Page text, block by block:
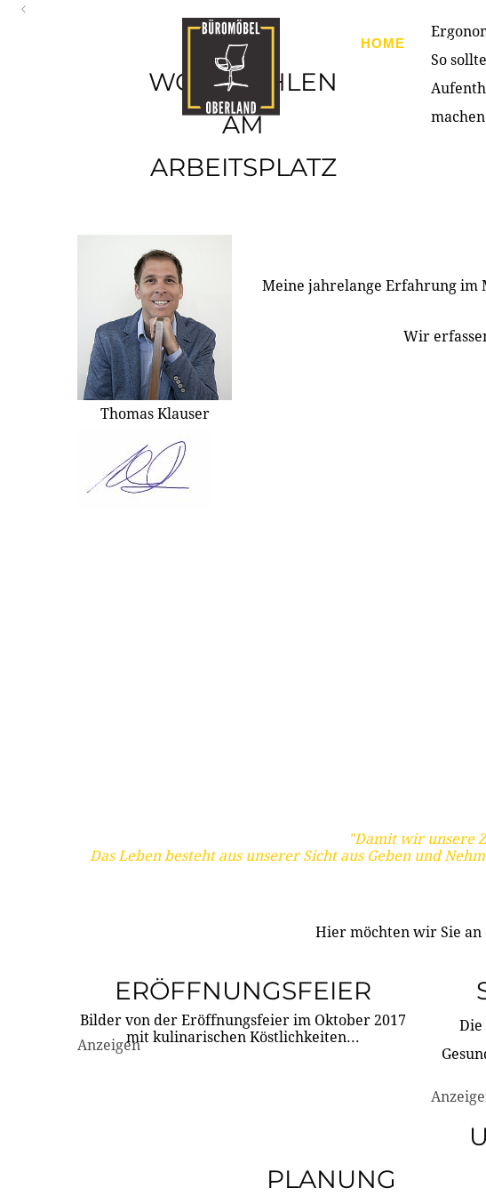
HOME
WOHLFÜHLEN
AM
ARBEITSPLATZ
So
Thomas Klauser
Meine jahrelange Erfahrung im
Wir
"Damit wir unsere
Das Leben besteht aus unserer Sicht aus Geben und
Hier möchten wir Sie an
ERÖFFNUNGSFEIER
Bilder von der Eröffnungsfeier im Oktober 2017
mit kulinarischen Köstlichkeiten...
Anzeigen
PLANUNG